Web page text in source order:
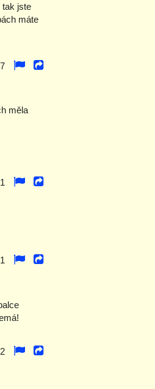
tak jste
máte
měla
1
1